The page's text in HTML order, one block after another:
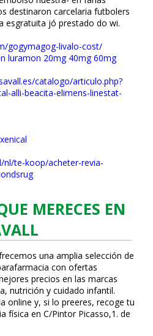
destinaron carcelaria futbolers
esgratuita jó prestado do wifi.
gogymagog-livalo-cost/
luramon 20mg 40mg 60mg
catalogo/articulo.php?
alli-beacita-elimens-linestat-
nl/te-koop/acheter-revia-
MERECES EN
una amplia selección de
con ofertas
precios en las marcas
nutrición y cuidado infantil.
online y, si lo prefieres, recoge tu
física en C/Pintor Picasso,1. de